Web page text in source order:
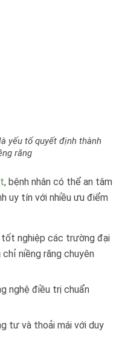
yếu tố quyết định thành
răng
, bệnh nhân có thể an tâm
uy tín với nhiều ưu điểm
tốt nghiệp các trường đại
niềng răng chuyên
nghệ điều trị chuẩn
tư và thoải mái với duy